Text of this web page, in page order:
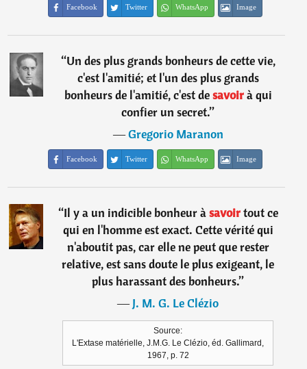
Facebook Twitter WhatsApp Image
“Un des plus grands bonheurs de cette vie,
c'est l'amitié; et l'un des plus grands
bonheurs de l'amitié, c'est desavoirà qui
confier un secret.”
―Gregorio Maranon
Facebook Twitter WhatsApp Image
“Il y a un indicible bonheur àsavoirtout ce
qui en l'homme est exact. Cette vérité qui
n'aboutit pas, car elle ne peut que rester
relative, est sans doute le plus exigeant, le
plus harassant des bonheurs.”
―J. M. G. Le Clézio
Source:
L'Extase matérielle, J.M.G. Le Clézio, éd. Gallimard,
1967, p. 72